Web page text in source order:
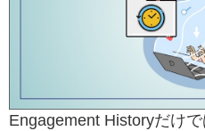
Engagement Historyだけ